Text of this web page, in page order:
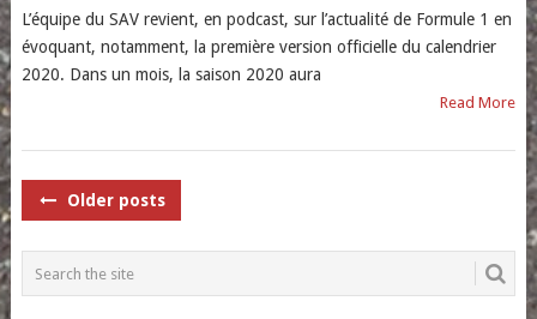
L’équipe du SAV revient, en podcast, sur l’actualité de Formule 1 en
évoquant, notamment, la première version officielle du calendrier
2020. Dans un mois, la saison 2020 aura
Read More
POSTS
Older posts